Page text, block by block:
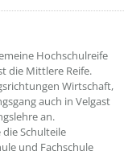
Hochschulreife
die Mittlere Reife.
Wirtschaft,
auch in Velgast
an.
Schulteile
und Fachschule